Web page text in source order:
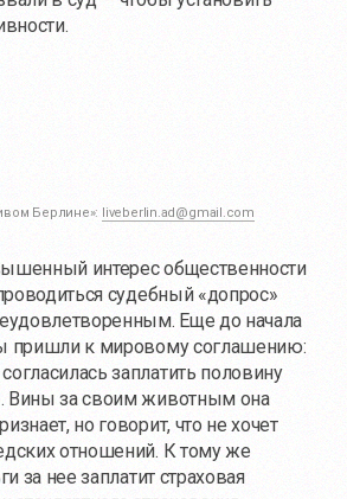
Берлине»: liveberlin.ad@gmail.com
интерес общественности
судебный «допрос»
Еще до начала
пришли к мировому соглашению:
заплатить половину
Вины за своим животным она
но говорит, что не хочет
отношений. К тому же
за нее заплатит страховая